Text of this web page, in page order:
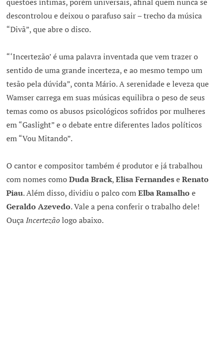
questões íntimas, porém universais, afinal quem nunca se
descontrolou e deixou o parafuso sair – trecho da música
“Divã”, que abre o disco.
“‘Incertezão’ é uma palavra inventada que vem trazer o
sentido de uma grande incerteza, e ao mesmo tempo um
tesão pela dúvida”, conta Mário. A serenidade e leveza que
Wamser carrega em suas músicas equilibra o peso de seus
temas como os abusos psicológicos sofridos por mulheres
em “Gaslight” e o debate entre diferentes lados políticos
em “Vou Mitando”.
O cantor e compositor também é produtor e já trabalhou
com nomes comoDuda Brack,Elisa FernandeseRenato
Piau. Além disso, dividiu o palco comElba Ramalho e
Geraldo Azevedo. Vale a pena conferir o trabalho dele!
OuçaIncertezãologo abaixo.